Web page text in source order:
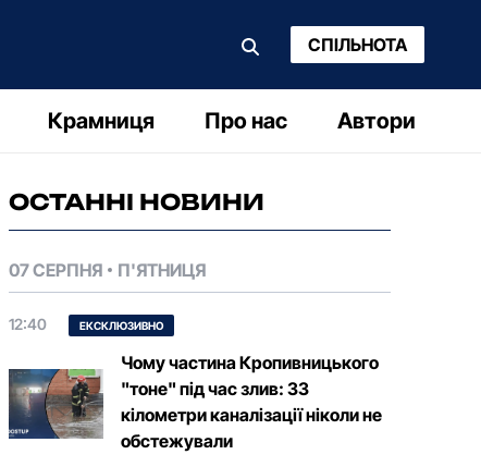
СПІЛЬНОТА
Крамниця Про нас Автори
ОСТАННІ НОВИНИ
07 СЕРПНЯ П'ЯТНИЦЯ
12:40 ЕКСКЛЮЗИВНО
Чому частина Кропивницького
"тоне" під час злив: 33
кілометри каналізації ніколи не
обстежували